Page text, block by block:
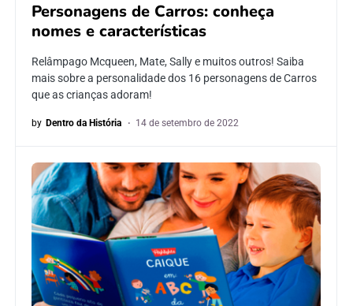
Personagens de Carros: conheça
nomes e características
Relâmpago Mcqueen, Mate, Sally e muitos outros! Saiba
mais sobre a personalidade dos 16 personagens de Carros
que as crianças adoram!
by Dentro da História 14 de setembro de 2022